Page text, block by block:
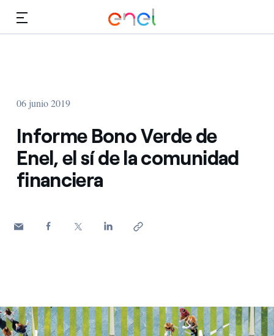
06 junio 2019
Informe Bono Verde de
Enel, el sí de la comunidad
financiera